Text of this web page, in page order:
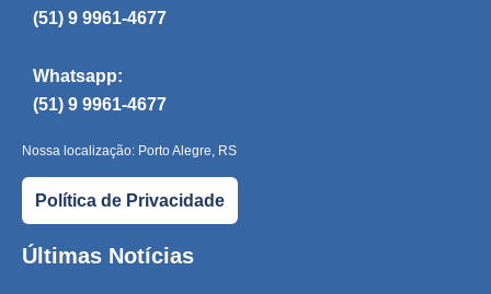
(51) 9 9961-4677
Whatsapp:
(51) 9 9961-4677
Nossa localização: Porto Alegre, RS
Política de Privacidade
Últimas Notícias